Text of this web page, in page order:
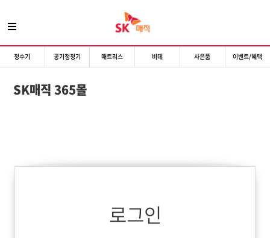
정수기 공기청정기 매트리스 비데 사은품 이벤트/혜택
SK매직 365몰
로그인